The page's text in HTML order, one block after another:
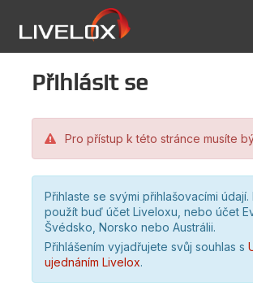
Přihlásit se
Pro přístup k této stránce musíte
Přihlaste se svými přihlašovacími údají.
použít buď účet Liveloxu, nebo účet
Švédsko, Norsko nebo Austrálii.
Přihlášením vyjadřujete svůj souhlas s
ujednáním Livelox.